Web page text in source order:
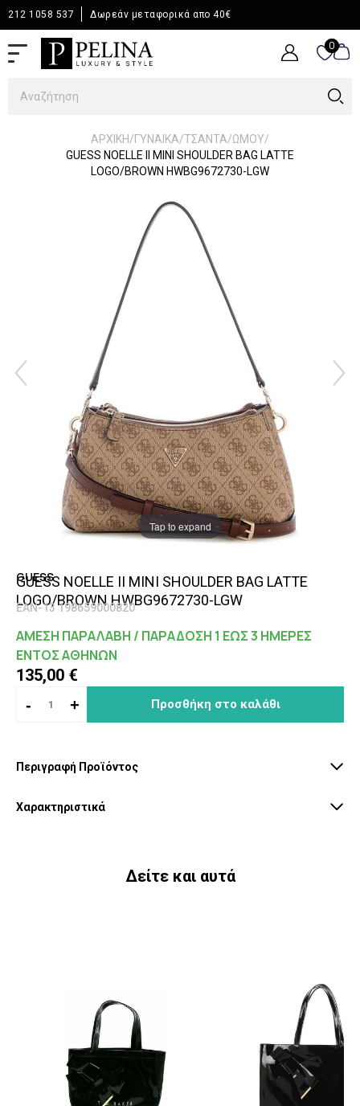
212 1058 537 Δωρεάν μεταφορικά απο 40€
0
0
ΑΡΧΙΚΉ/ΓΥΝΑΙΚΑ/ΤΣΑΝΤΑ/ΩΜΟΥ/
GUESS NOELLE II MINI SHOULDER BAG LATTE
LOGO/BROWN HWBG9672730-LGW
Tap to expand
GUESS
GUESS NOELLE II MINI SHOULDER BAG LATTE
LOGO/BROWN HWBG9672730-LGW
EAN-13 198659000820
ΑΜΕΣΗ ΠΑΡΑΛΑΒΗ / ΠΑΡΑΔΟΣΗ 1 ΕΩΣ 3 ΗΜΕΡΕΣ
ΕΝΤΟΣ ΑΘΗΝΩΝ
135,00 €
- + Προσθήκη στο καλάθι
Περιγραφή Προϊόντος
Χαρακτηριστικά
Δείτε και αυτά